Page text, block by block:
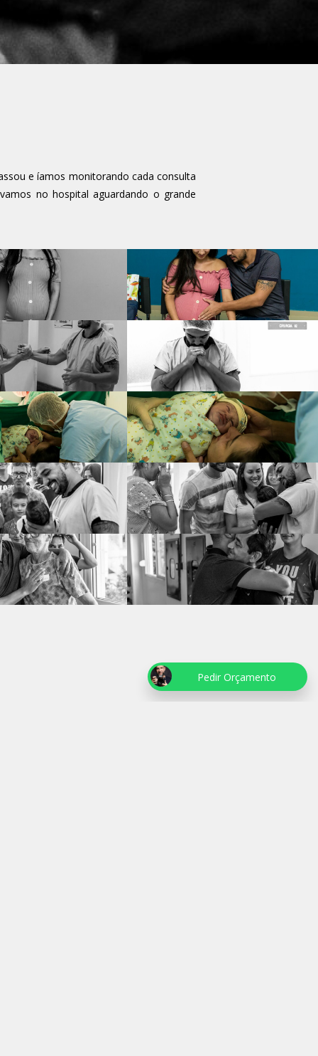
e íamos monitorando cada consulta
no hospital aguardando o grande
Pedir Orçamento